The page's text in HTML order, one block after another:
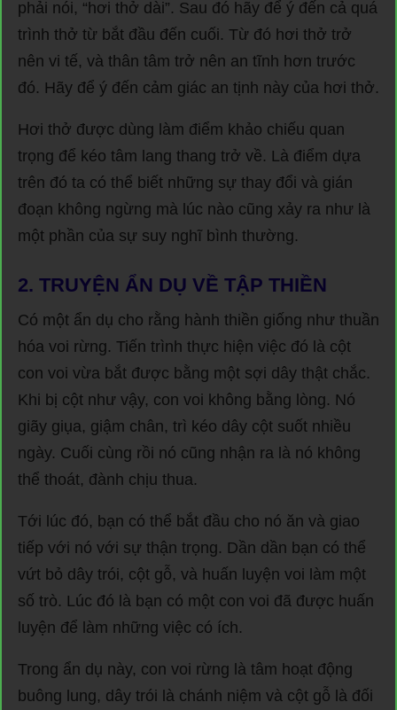
phải nói, “hơi thở dài”. Sau đó hãy để ý đến cả quá
trình thở từ bắt đầu đến cuối. Từ đó hơi thở trở
nên vi tế, và thân tâm trở nên an tĩnh hơn trước
đó. Hãy để ý đến cảm giác an tịnh này của hơi thở.
Hơi thở được dùng làm điểm khảo chiếu quan
trọng để kéo tâm lang thang trở về. Là điểm dựa
trên đó ta có thể biết những sự thay đổi và gián
đoạn không ngừng mà lúc nào cũng xảy ra như là
một phần của sự suy nghĩ bình thường.
2. TRUYỆN ẨN DỤ VỀ TẬP THIỀN
Có một ẩn dụ cho rằng hành thiền giống như thuần
hóa voi rừng. Tiến trình thực hiện việc đó là cột
con voi vừa bắt được bằng một sợi dây thật chắc.
Khi bị cột như vậy, con voi không bằng lòng. Nó
giãy giụa, giậm chân, trì kéo dây cột suốt nhiều
ngày. Cuối cùng rồi nó cũng nhận ra là nó không
thể thoát, đành chịu thua.
Tới lúc đó, bạn có thể bắt đầu cho nó ăn và giao
tiếp với nó với sự thận trọng. Dần dần bạn có thể
vứt bỏ dây trói, cột gỗ, và huấn luyện voi làm một
số trò. Lúc đó là bạn có một con voi đã được huấn
luyện để làm những việc có ích.
Trong ẩn dụ này, con voi rừng là tâm hoạt động
buông lung, dây trói là chánh niệm và cột gỗ là đối